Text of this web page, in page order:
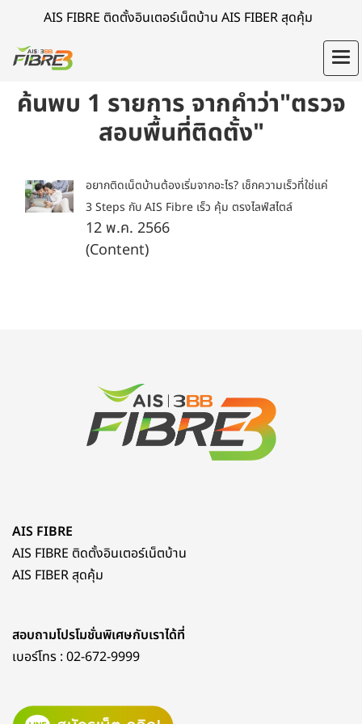
AIS FIBRE ติดตั้งอินเตอร์เน็ตบ้าน AIS FIBER สุดคุ้ม
ค้นพบ 1 รายการ จากคำว่า"ตรวจ
สอบพื้นที่ติดตั้ง"
อยากติดเน็ตบ้านต้องเริ่มจากอะไร? เช็กความเร็วที่ใช่แค่
3 Steps กับ AIS Fibre เร็ว คุ้ม ตรงไลฟ์สไตล์
12 พ.ค. 2566
(Content)
AIS FIBRE
AIS FIBRE ติดตั้งอินเตอร์เน็ตบ้าน
AIS FIBER สุดคุ้ม
สอบถามโปรโมชั่นพิเศษกับเราได้ที่
เบอร์โทร : 02-672-9999